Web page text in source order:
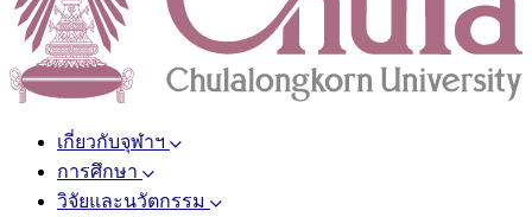
เกี่ยวกับจุฬาฯ
การศึกษา
วิจัยและนวัตกรรม